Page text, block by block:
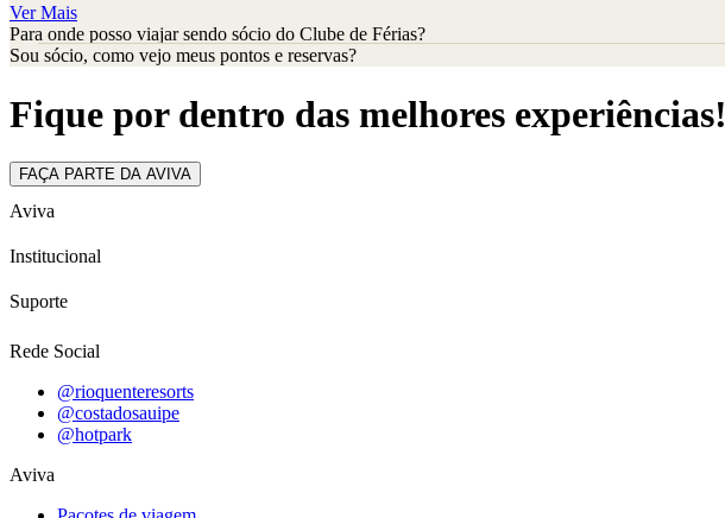
Ver Mais
Para onde posso viajar sendo sócio do Clube de Férias?
Sou sócio, como vejo meus pontos e reservas?
Fique por dentro das melhores experiências!
FAÇA PARTE DA AVIVA
Aviva
Institucional
Suporte
Rede Social
@rioquenteresorts
@costadosauipe
@hotpark
Aviva